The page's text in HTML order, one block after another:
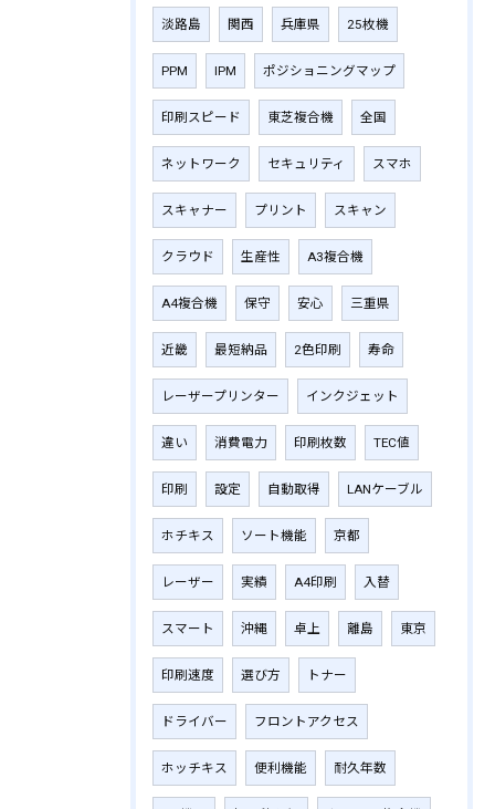
淡路島 関西 兵庫県 25枚機
PPM IPM ポジショニングマップ
印刷スピード 東芝複合機 全国
ネットワーク セキュリティ スマホ
スキャナー プリント スキャン
クラウド 生産性 A3複合機
A4複合機 保守 安心 三重県
近畿 最短納品 2色印刷 寿命
レーザープリンター インクジェット
違い 消費電力 印刷枚数 TEC値
印刷 設定 自動取得 LANケーブル
ホチキス ソート機能 京都
レーザー 実績 A4印刷 入替
スマート 沖縄 卓上 離島 東京
印刷速度 選び方 トナー
ドライバー フロントアクセス
ホッチキス 便利機能 耐久年数